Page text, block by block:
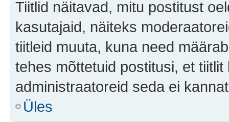
Tiitlid näitavad, mitu postitust
kasutajaid, näiteks
tiitleid muuta, kuna need
tehes mõttetuid postitusi, et
administraatoreid seda ei
Üles